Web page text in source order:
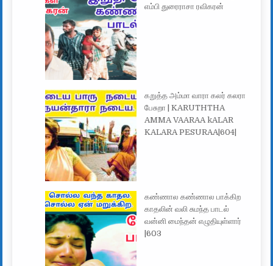
எம்பி துரைராசா ரவிகரன்
கறுத்த அம்மா வாரா கலர் கலரா
பேசுறா | KARUTHTHA
AMMA VAARAA kALAR
KALARA PESURAA|604|
கண்ணால கண்ணால பாக்கிற
காதலின் வலி சுமந்த பாடல்
வன்னி மைந்தன் எழுதியுள்ளார்
|603